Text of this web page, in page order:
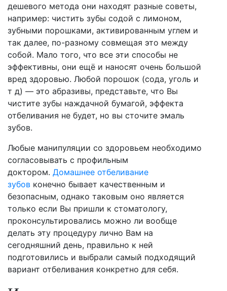
дешевого метода они находят разные советы,
например: чистить зубы содой с лимоном,
зубными порошками, активированным углем и
так далее, по-разному совмещая это между
собой. Мало того, что все эти способы не
эффективны, они ещё и наносят очень большой
вред здоровью. Любой порошок (сода, уголь и
т д) — это абразивы, представьте, что Вы
чистите зубы наждачной бумагой, эффекта
отбеливания не будет, но вы сточите эмаль
зубов.
Любые манипуляции со здоровьем необходимо
согласовывать с профильным
доктором. Домашнее отбеливание
зубов конечно бывает качественным и
безопасным, однако таковым оно является
только если Вы пришли к стоматологу,
проконсультировались можно ли вообще
делать эту процедуру лично Вам на
сегодняшний день, правильно к ней
подготовились и выбрали самый подходящий
вариант отбеливания конкретно для себя.